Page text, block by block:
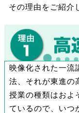
その理由をご紹介
映像化された一流
法、それが東進の
授業の種類はおよ
ているので、いつ